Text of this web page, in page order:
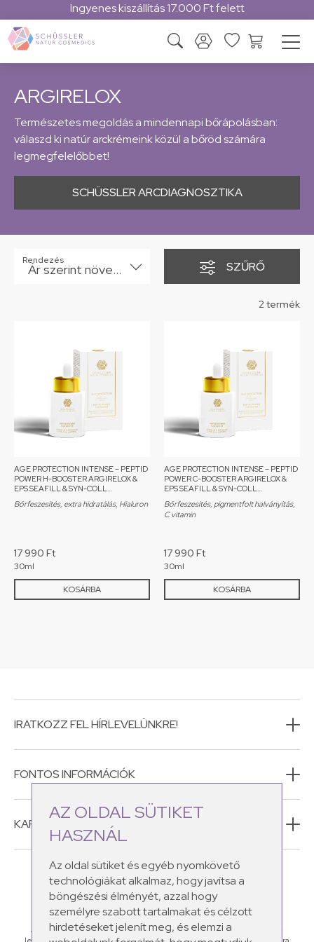
AZ OLDAL SÜTIKET
HASZNÁL
Az oldal sütiket és egyéb nyomkövető
technológiákat alkalmaz, hogy javítsa a
böngészési élményét, azzal hogy
személyre szabott tartalmakat és célzott
hirdetéseket jelenít meg, és elemzi a
Ingyenes kiszállítás 17.000 Ft felett
ARGIRELOX
Természetes megoldás a mindennapi bőrápolásban:
válaszd ki natúr arckrémeink közül a bőröd számára
legmegfelelőbbet!
SCHÜSSLER ARCDIAGNOSZTIKA
Rendezés
Ár szerint növekvő SZŰRŐ
2 termék
AGE PROTECTION INTENSE – PEPTID
POWER H-BOOSTER ARGIRELOX &
EPS SEAFILL & SYN-COLL
PEPTIDDEL
Bőrfeszesítés, extra hidratálás, Hialuron
KOSÁRBA
17 990 Ft
30ml
AGE PROTECTION INTENSE – PEPTID
POWER C-BOOSTER ARGIRELOX &
EPS SEAFILL & SYN-COLL
PEPTIDDEL
Bőrfeszesítés, pigmentfolt halványítás,
C vitamin
KOSÁRBA
17 990 Ft
30ml
IRATKOZZ FEL HÍRLEVELÜNKRE!
FONTOS INFORMÁCIÓK
KAPCSOLAT
A Schüssler Natur CosMEDics natúr kozmetikumaiban megtalálod a